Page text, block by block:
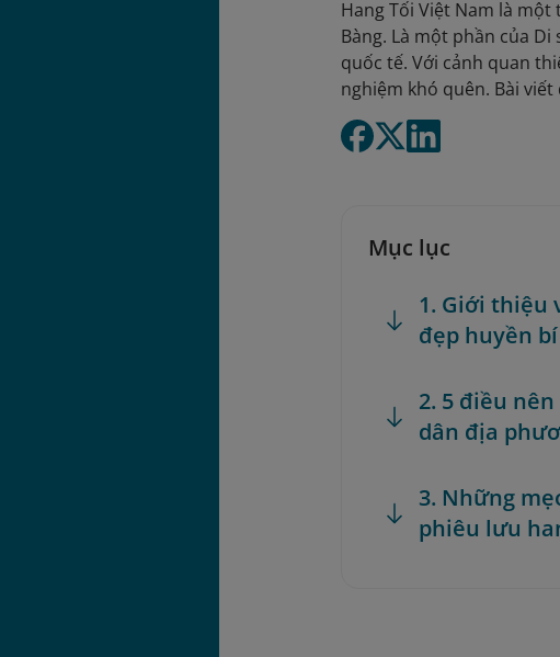
Hang Tối Việt Nam là
Bàng. Là một phần của
quốc tế. Với cảnh quan
nghiệm khó quên. Bài
Mục lục
1. Giới thiệu
đẹp huyền
2. 5 điều
dân địa
3. Những
phiêu lưu